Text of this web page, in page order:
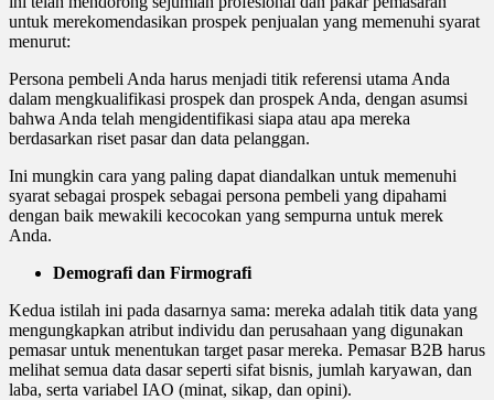
untuk merekomendasikan prospek penjualan yang memenuhi syarat
menurut:
Persona pembeli Anda harus menjadi titik referensi utama Anda
dalam mengkualifikasi prospek dan prospek Anda, dengan asumsi
bahwa Anda telah mengidentifikasi siapa atau apa mereka
berdasarkan riset pasar dan data pelanggan.
Ini mungkin cara yang paling dapat diandalkan untuk memenuhi
syarat sebagai prospek sebagai persona pembeli yang dipahami
dengan baik mewakili kecocokan yang sempurna untuk merek
Anda.
Demografi dan Firmografi
Kedua istilah ini pada dasarnya sama: mereka adalah titik data yang
mengungkapkan atribut individu dan perusahaan yang digunakan
pemasar untuk menentukan target pasar mereka. Pemasar B2B harus
melihat semua data dasar seperti sifat bisnis, jumlah karyawan, dan
laba, serta variabel IAO (minat, sikap, dan opini).